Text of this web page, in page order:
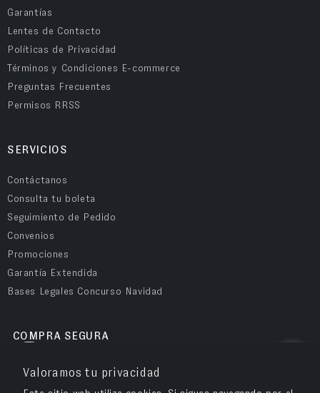
Valoramos tu privacidad
Garantías
Lentes de Contacto
Políticas de Privacidad
Términos y Condiciones E-commerce
Preguntas Frecuentes
Permisos RRSS
SERVICIOS
Contáctanos
Consulta tu boleta
Seguimiento de Pedido
Convenios
Promociones
Garantía Extendida
Bases Legales Concurso Navidad
COMPRA SEGURA